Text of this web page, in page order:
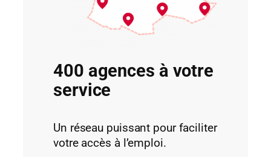
400 agences à votre
service
Un réseau puissant pour faciliter
votre accès à l’emploi.